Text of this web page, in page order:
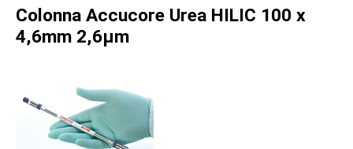
Colonna Accucore Urea HILIC 100 x
4,6mm 2,6µm